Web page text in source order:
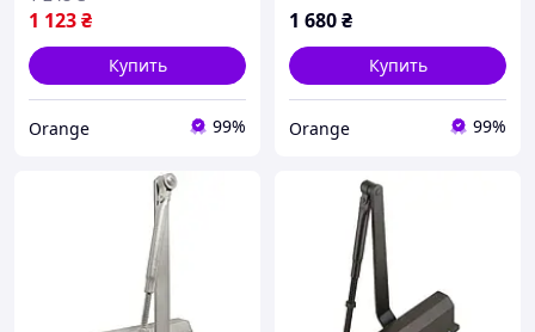
1 123₴
Купить
Orange 99%
1 680₴
Купить
Orange 99%